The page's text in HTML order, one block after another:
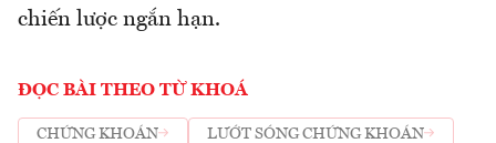
chiến lược ngắn hạn.
ĐỌC BÀI THEO TỪ KHOÁ
CHỨNG KHOÁN
LƯỚT SÓNG CHỨNG KHOÁN